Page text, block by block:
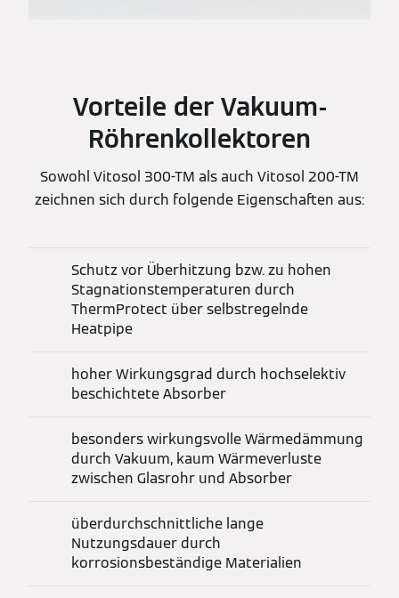
Vorteile der Vakuum-
Röhrenkollektoren
Sowohl Vitosol 300-TM als auch Vitosol 200-TM
zeichnen sich durch folgende Eigenschaften aus:
Schutz vor Überhitzung bzw. zu hohen
Stagnationstemperaturen durch
ThermProtect über selbstregelnde
Heatpipe
hoher Wirkungsgrad durch hochselektiv
beschichtete Absorber
besonders wirkungsvolle Wärmedämmung
durch Vakuum, kaum Wärmeverluste
zwischen Glasrohr und Absorber
überdurchschnittliche lange
Nutzungsdauer durch
korrosionsbeständige Materialien